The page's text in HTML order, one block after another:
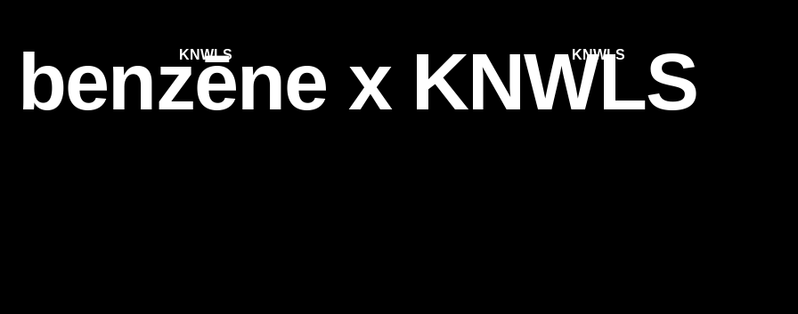
KNWLS KNWLS
benzēne x KNWLS